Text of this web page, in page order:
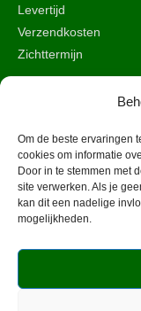
Om de beste ervaringen
cookies om informatie
Door in te stemmen met
site verwerken. Als je
kan dit een nadelige
mogelijkheden.
Levertijd
Verzendkosten
Zichttermijn
Beveiliging &
Algemene
Cookies
Veiligheid